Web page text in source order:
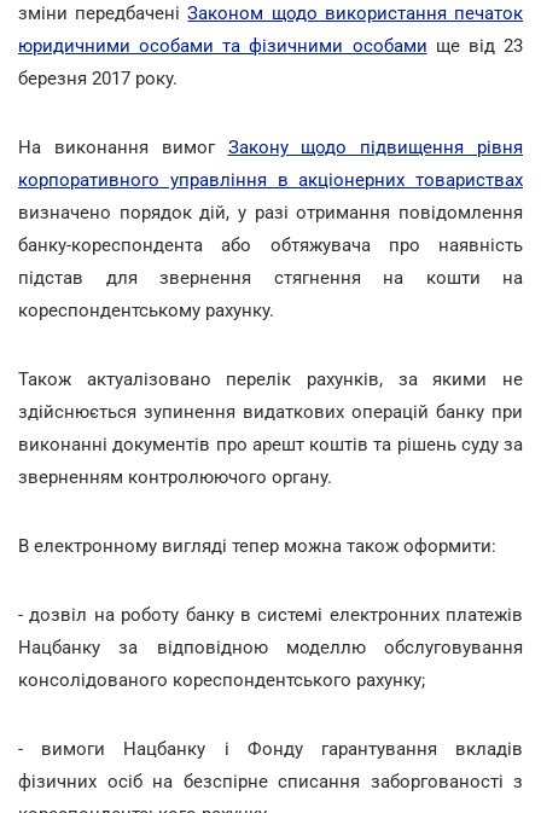
зміни передбаченіЗаконом щодо використання печаток
юридичними особами та фізичними особами ще від 23
березня 2017 року.
На виконання вимог Закону щодо підвищення рівня
корпоративного управління в акціонерних товариствах
визначено порядок дій, у разі отримання повідомлення
банку-кореспондента або обтяжувача про наявність
підстав для звернення стягнення на кошти на
кореспондентському рахунку.
Також актуалізовано перелік рахунків, за якими не
здійснюється зупинення видаткових операцій банку при
виконанні документів про арешт коштів та рішень суду за
зверненням контролюючого органу.
В електронному вигляді тепер можна також оформити:
- дозвіл на роботу банку в системі електронних платежів
Нацбанку за відповідною моделлю обслуговування
консолідованого кореспондентського рахунку;
- вимоги Нацбанку і Фонду гарантування вкладів
фізичних осіб на безспірне списання заборгованості з